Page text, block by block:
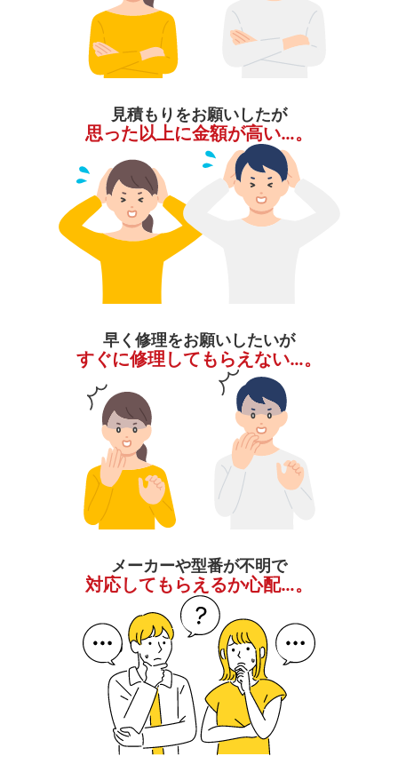
見積もりをお願いしたが
思った以上に金額が高い…。
早く修理をお願いしたいが
すぐに修理してもらえない…。
メーカーや型番が不明で
対応してもらえるか心配…。